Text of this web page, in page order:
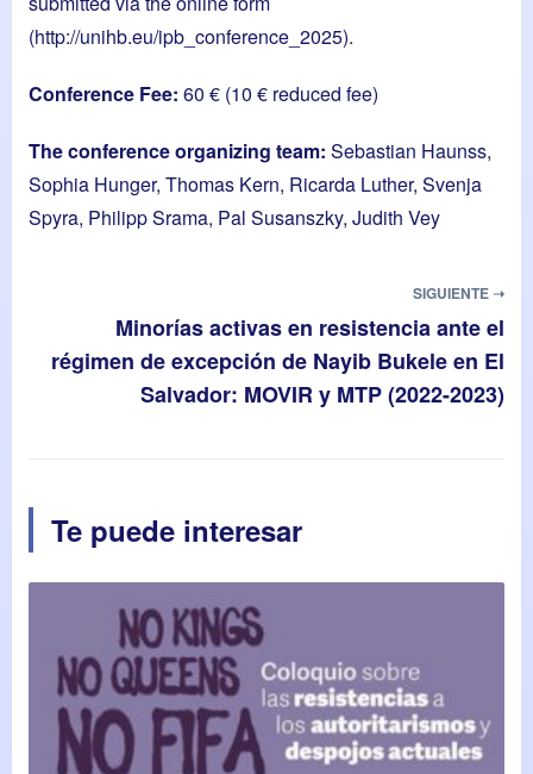
(http://unihb.eu/ipb_conference_2025).
Conference Fee: 60 € (10 € reduced fee)
The conference organizing team: Sebastian Haunss,
Sophia Hunger, Thomas Kern, Ricarda Luther, Svenja
Spyra, Philipp Srama, Pal Susanszky, Judith Vey
SIGUIENTE ➝
Minorías activas en resistencia ante el
régimen de excepción de Nayib Bukele en El
Salvador: MOVIR y MTP (2022-2023)
Te puede interesar